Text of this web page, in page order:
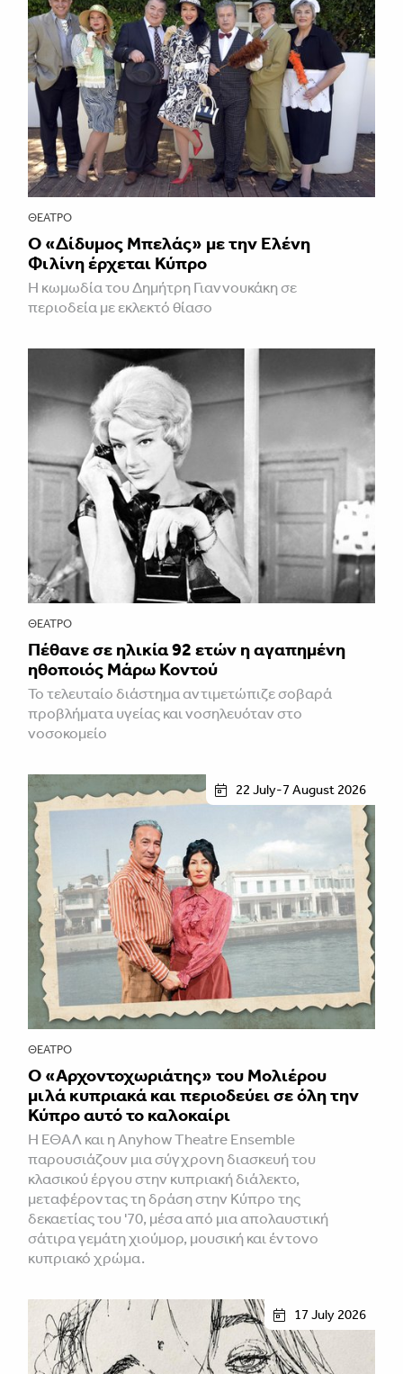
ΘΈΑΤΡΟ
Ο «Δίδυμος Μπελάς» με την Ελένη
Φιλίνη έρχεται Κύπρο
Η κωμωδία του Δημήτρη Γιαννουκάκη σε
περιοδεία με εκλεκτό θίασο
ΘΈΑΤΡΟ
Πέθανε σε ηλικία 92 ετών η αγαπημένη
ηθοποιός Μάρω Κοντού
Το τελευταίο διάστημα αντιμετώπιζε σοβαρά
προβλήματα υγείας και νοσηλευόταν στο
νοσοκομείο
22 July-7 August 2026
ΘΈΑΤΡΟ
Ο «Αρχοντοχωριάτης» του Μολιέρου
μιλά κυπριακά και περιοδεύει σε όλη την
Κύπρο αυτό το καλοκαίρι
Η ΕΘΑΛ και η Anyhow Theatre Ensemble
παρουσιάζουν μια σύγχρονη διασκευή του
κλασικού έργου στην κυπριακή διάλεκτο,
μεταφέροντας τη δράση στην Κύπρο της
δεκαετίας του '70, μέσα από μια απολαυστική
σάτιρα γεμάτη χιούμορ, μουσική και έντονο
κυπριακό χρώμα.
17 July 2026